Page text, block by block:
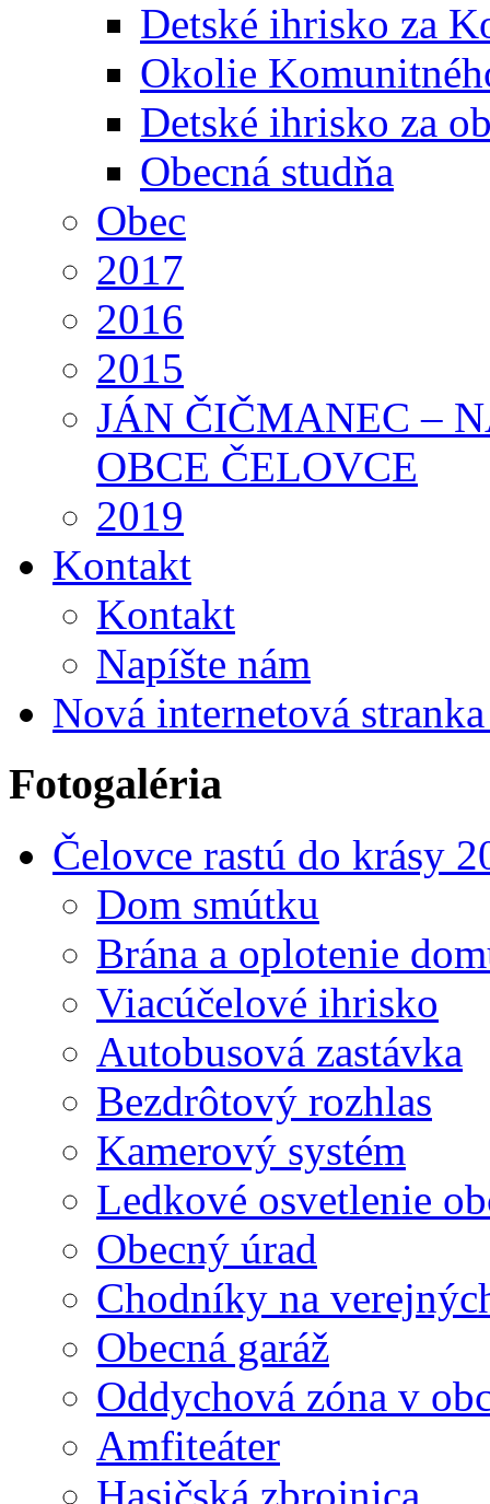
Detské ihrisko za
Okolie
Detské ihrisko za
Obecná studňa
Obec
2017
2016
2015
JÁN ČIČMANEC –
OBCE ČELOVCE
2019
Kontakt
Kontakt
Napíšte nám
Nová internetová
Fotogaléria
Čelovce rastú do krásy
Dom smútku
Brána a oplotenie
Viacúčelové ihrisko
Autobusová zastávka
Bezdrôtový rozhlas
Kamerový systém
Ledkové osvetlenie
Obecný úrad
Chodníky na
Obecná garáž
Oddychová zóna v
Amfiteáter
Hasičská zbrojnica